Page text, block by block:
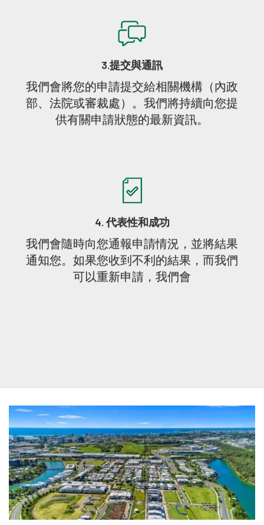
3.提交與通訊
我們會將您的申請提交給相關機構（內政
部、法院或審裁處）。我們將持續向您提
供有關申請狀態的最新資訊。
4. 代表性和成功
我們會隨時向您通報申請情況，並將結果
通知您。如果您收到不利的結果，而我們
可以重新申請，我們會